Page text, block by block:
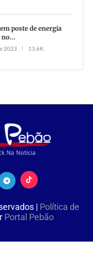
poste de energia
no...
2023
13,6K
| Política de
Portal Pebão